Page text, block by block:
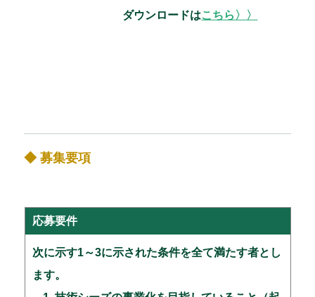
ダウンロードはこちら〉〉
◆ 募集要項
応募要件
次に示す1～3に示された条件を全て満たす者とし
ます。